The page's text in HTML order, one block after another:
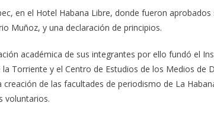
en el Hotel Habana Libre, donde fueron aprobados
Muñoz, y una declaración de principios.
académica de sus integrantes por ello fundó el
Torriente y el Centro de Estudios de los Medios de
de las facultades de periodismo de La
voluntarios.